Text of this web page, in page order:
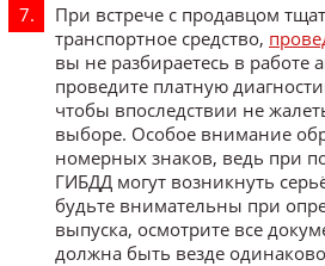
При встрече с продавцом
транспортное средство,
вы не разбираетесь в работе
проведите платную
чтобы впоследствии не
выборе. Особое внимание
номерных знаков, ведь при
ГИБДД могут возникнуть
будьте внимательны при
выпуска, осмотрите все
должна быть везде